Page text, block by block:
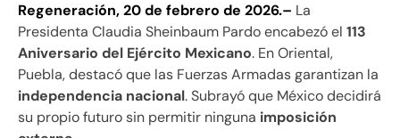
Regeneración, 20 de febrero de 2026.– La
Presidenta Claudia Sheinbaum Pardo encabezó el 113
Aniversario del Ejército Mexicano. En Oriental,
Puebla, destacó que las Fuerzas Armadas garantizan la
independencia nacional. Subrayó que México decidirá
su propio futuro sin permitir ninguna imposición